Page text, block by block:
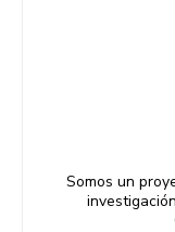
Somos un